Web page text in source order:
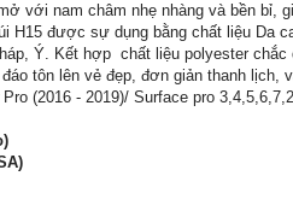
với nam châm nhẹ nhàng và bền bỉ,
H15 được sự dụng bằng chất liệu Da
Ý. Kết hợp chất liệu polyester
tôn lên vẻ đẹp, đơn giản thanh
(2016 - 2019)/ Surface pro